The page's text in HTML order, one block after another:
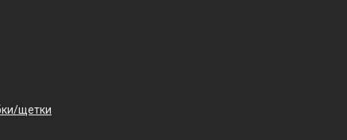
щетки